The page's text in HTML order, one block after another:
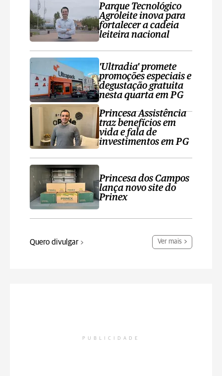
Parque Tecnológico
Agroleite inova para
fortalecer a cadeia
leiteira nacional
'Ultradia' promete
promoções especiais e
degustação gratuita
nesta quarta em PG
Princesa Assistência
traz benefícios em
vida e fala de
investimentos em PG
Princesa dos Campos
lança novo site do
Prinex
Quero divulgar Ver mais
PUBLICIDADE